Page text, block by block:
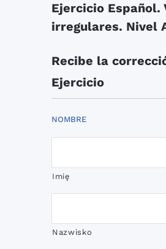
Ejercicio Español.
irregulares. Nivel
Recibe la
Ejercicio
NOMBRE
Imię
Nazwisko